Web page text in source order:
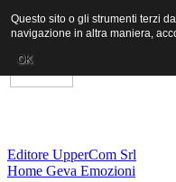
Editore UpperCom Srl
Home Geva Emozioni
Questo sito o gli strumenti terzi
navigazione in altra maniera,
OK